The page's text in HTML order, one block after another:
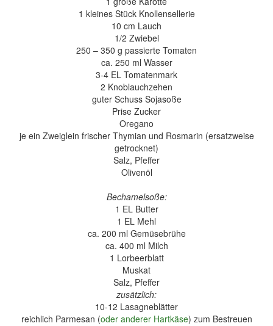
1 kleines Stück Knollensellerie
10 cm Lauch
1/2 Zwiebel
250 – 350 g passierte Tomaten
ca. 250 ml Wasser
3-4 EL Tomatenmark
2 Knoblauchzehen
guter Schuss Sojasoße
Prise Zucker
Oregano
je ein Zweiglein frischer Thymian und Rosmarin (ersatzweise
getrocknet)
Salz, Pfeffer
Olivenöl
Bechamelsoße:
1 EL Butter
1 EL Mehl
ca. 200 ml Gemüsebrühe
ca. 400 ml Milch
1 Lorbeerblatt
Muskat
Salz, Pfeffer
zusätzlich:
10-12 Lasagneblätter
reichlich Parmesan (oder anderer Hartkäse) zum Bestreuen